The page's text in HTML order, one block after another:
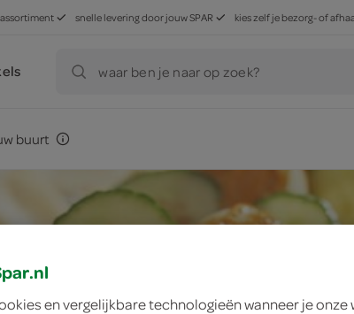
snelle levering door jouw SPAR kies zelf je bezorg- of
waar ben je naar op zoek?
buurt
en vergelijkbare technologieën wanneer je onze